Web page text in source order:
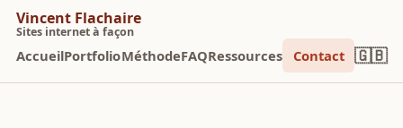
Vincent Flachaire
Sites internet à façon
AccueilPortfolioMéthodeFAQRessources Contact 🇬🇧